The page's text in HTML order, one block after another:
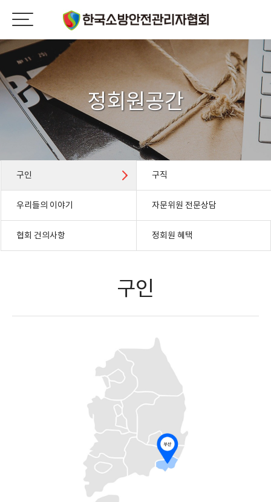
정회원공간
구인 구직
우리들의 이야기 자문위원 전문상담
협회 건의사항 정회원 혜택
구인